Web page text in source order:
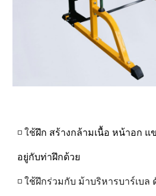
◽ ใช้ฝึก สร้างกล้ามเนื้อ หน้าอก
อยู่กับท่าฝึกด้วย
◽ ใช้ฝึกร่วมกับ ม้าบริหารบาร์เบล